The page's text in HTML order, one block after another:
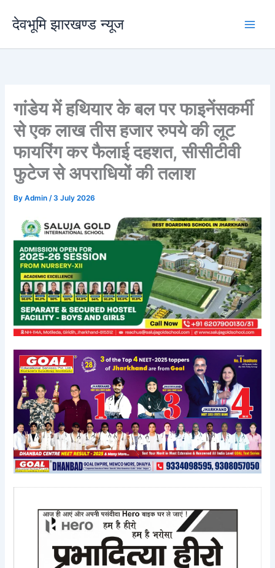
content
देवभूमि झारखण्ड न्यूज
गांडेय में हथियार के बल पर फाइनेंसकर्मी
से एक लाख तीस हजार रुपये की लूट
फायरिंग कर फैलाई दहशत, सीसीटीवी
फुटेज से अपराधियों की तलाश
ByAdmin/3 July 2026